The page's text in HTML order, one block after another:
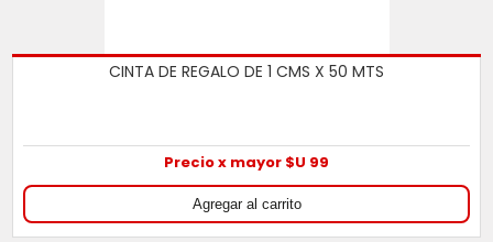
CINTA DE REGALO DE 1 CMS X 50 MTS
Precio x mayor $U 99